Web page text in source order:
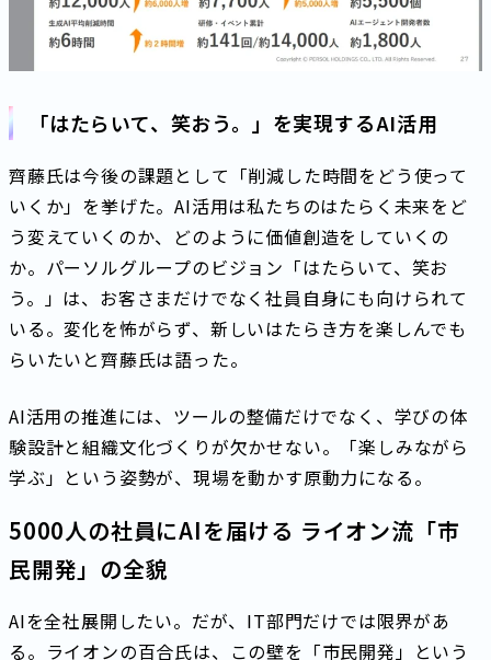
「はたらいて、笑おう。」を実現するAI活用
齊藤氏は今後の課題として「削減した時間をどう使って
いくか」を挙げた。AI活用は私たちのはたらく未来をど
う変えていくのか、どのように価値創造をしていくの
か。パーソルグループのビジョン「はたらいて、笑お
う。」は、お客さまだけでなく社員自身にも向けられて
いる。変化を怖がらず、新しいはたらき方を楽しんでも
らいたいと齊藤氏は語った。
AI活用の推進には、ツールの整備だけでなく、学びの体
験設計と組織文化づくりが欠かせない。「楽しみながら
学ぶ」という姿勢が、現場を動かす原動力になる。
5000人の社員にAIを届ける ライオン流「市
民開発」の全貌
AIを全社展開したい。だが、IT部門だけでは限界があ
る。ライオンの百合氏は、この壁を「市民開発」という